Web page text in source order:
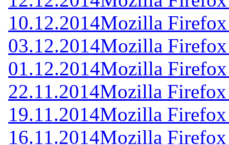
10.12.2014Mozilla
03.12.2014Mozilla
01.12.2014Mozilla
22.11.2014Mozilla Firefox
19.11.2014Mozilla
16.11.2014Mozilla